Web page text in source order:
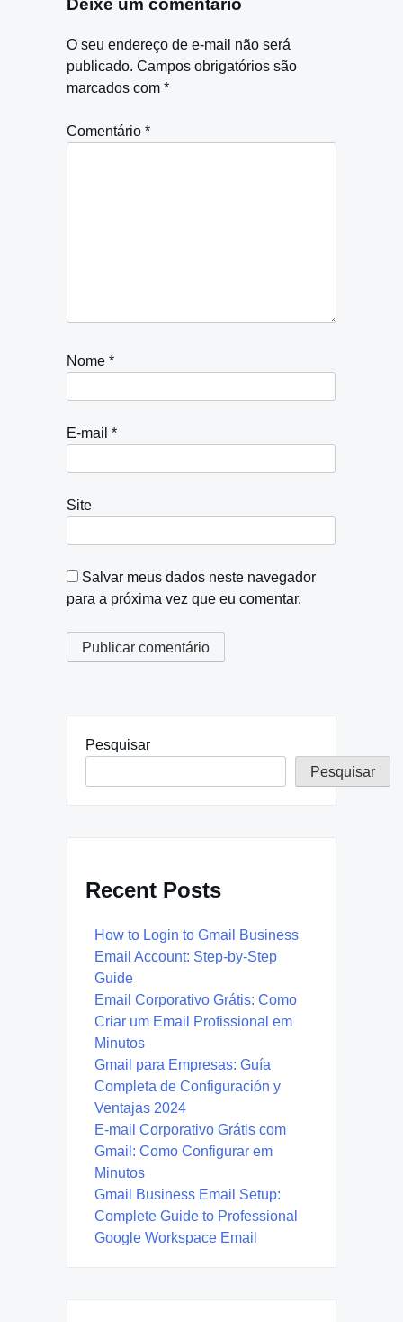
Deixe um comentário
O seu endereço de e-mail não será
publicado. Campos obrigatórios são
marcados com *
Comentário *
Nome *
E-mail *
Site
Salvar meus dados neste navegador
para a próxima vez que eu comentar.
Pesquisar
Pesquisar
Recent Posts
How to Login to Gmail Business
Email Account: Step-by-Step
Guide
Email Corporativo Grátis: Como
Criar um Email Profissional em
Minutos
Gmail para Empresas: Guía
Completa de Configuración y
Ventajas 2024
E-mail Corporativo Grátis com
Gmail: Como Configurar em
Minutos
Gmail Business Email Setup:
Complete Guide to Professional
Google Workspace Email